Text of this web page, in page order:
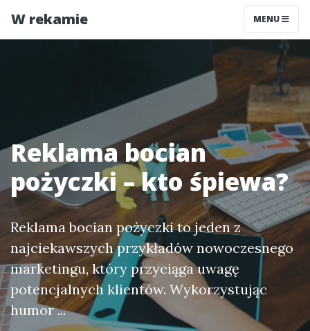
W rekamie MENU
Reklama bocian
pożyczki – kto śpiewa?
Reklama bocian pożyczki to jeden z
najciekawszych przykładów nowoczesnego
marketingu, który przyciąga uwagę
potencjalnych klientów. Wykorzystując
humor ...